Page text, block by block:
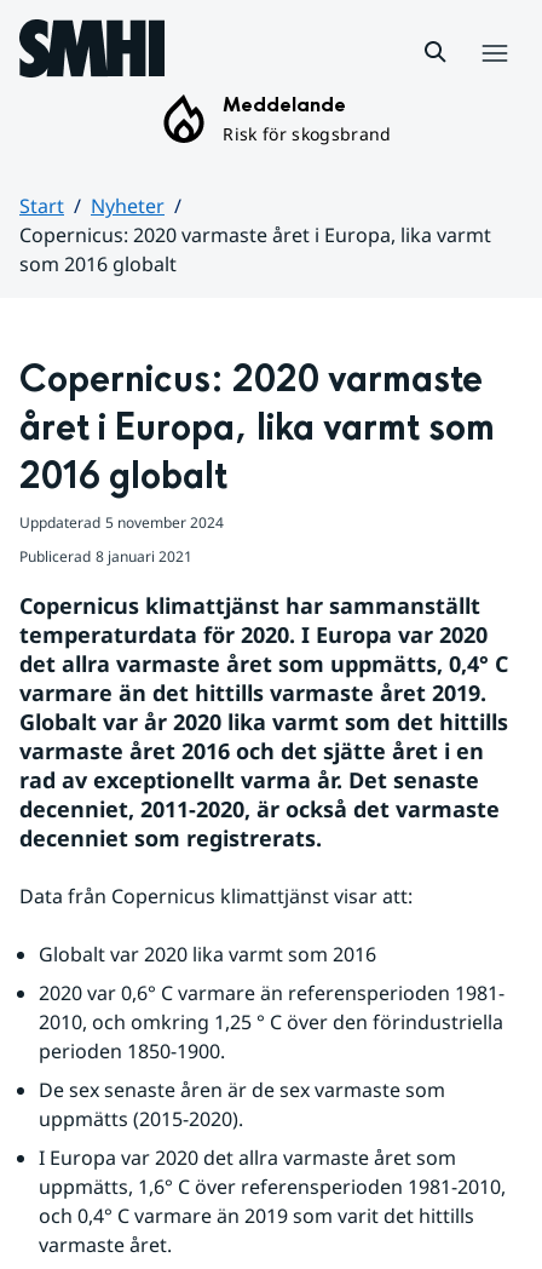
Hoppa till sidans innehåll
Meddelande
Risk för skogsbrand
Start
Nyheter
Copernicus: 2020 varmaste året i Europa, lika varmt
som 2016 globalt
Copernicus: 2020 varmaste
året i Europa, lika varmt som
2016 globalt
Uppdaterad 5 november 2024
Publicerad 8 januari 2021
Copernicus klimattjänst har sammanställt
temperaturdata för 2020. I Europa var 2020
det allra varmaste året som uppmätts, 0,4° C
varmare än det hittills varmaste året 2019.
Globalt var år 2020 lika varmt som det hittills
varmaste året 2016 och det sjätte året i en
rad av exceptionellt varma år. Det senaste
decenniet, 2011-2020, är också det varmaste
decenniet som registrerats.
Data från Copernicus klimattjänst visar att:
Globalt var 2020 lika varmt som 2016
2020 var 0,6° C varmare än referensperioden 1981-
2010, och omkring 1,25 ° C över den förindustriella
perioden 1850-1900.
De sex senaste åren är de sex varmaste som
uppmätts (2015-2020).
I Europa var 2020 det allra varmaste året som
uppmätts, 1,6° C över referensperioden 1981-2010,
och 0,4° C varmare än 2019 som varit det hittills
varmaste året.